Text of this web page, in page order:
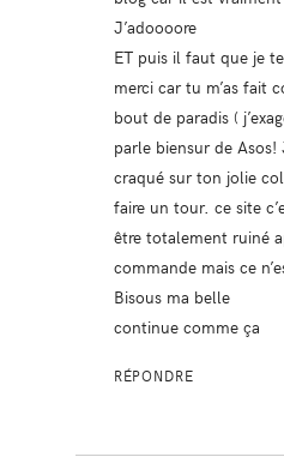
J’adoooore
ET puis il faut que je
merci car tu m’as fait
bout de paradis (
parle biensur de Asos!
craqué sur ton jolie
faire un tour. ce site
être totalement ruiné
commande mais ce
Bisous ma belle
continue comme ça
RÉPONDRE